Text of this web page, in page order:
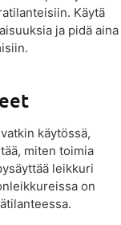
Käytä
ja pidä aina
käytössä,
miten toimia
leikkuri
on